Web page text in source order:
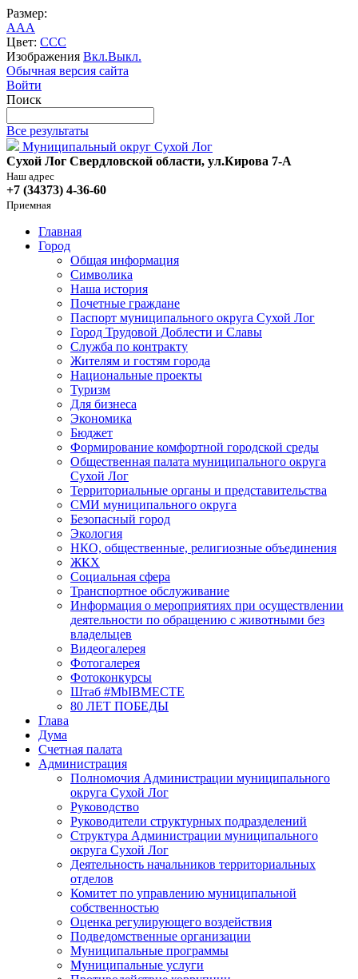
Размер:
AAA
Цвет: CCC
Изображения Вкл.Выкл.
Обычная версия сайта
Войти
Поиск
Все результаты
Муниципальный округ Сухой Лог
Сухой Лог Свердловской области, ул.Кирова 7-А
Наш адрес
+7 (34373) 4-36-60
Приемная
Главная
Город
Общая информация
Символика
Наша история
Почетные граждане
Паспорт муниципального округа Сухой Лог
Город Трудовой Доблести и Славы
Служба по контракту
Жителям и гостям города
Национальные проекты
Туризм
Для бизнеса
Экономика
Бюджет
Формирование комфортной городской среды
Общественная палата муниципального округа
Сухой Лог
Территориальные органы и представительства
СМИ муниципального округа
Безопасный город
Экология
НКО, общественные, религиозные объединения
ЖКХ
Социальная сфера
Транспортное обслуживание
Информация о мероприятиях при осуществлении
деятельности по обращению с животными без
владельцев
Видеогалерея
Фотогалерея
Фотоконкурсы
Штаб #MbIBMECTE
80 ЛЕТ ПОБЕДЫ
Глава
Дума
Счетная палата
Администрация
Полномочия Администрации муниципального
округа Сухой Лог
Руководство
Руководители структурных подразделений
Структура Администрации муниципального
округа Сухой Лог
Деятельность начальников территориальных
отделов
Комитет по управлению муниципальной
собственностью
Оценка регулирующего воздействия
Подведомственные организации
Муниципальные программы
Муниципальные услуги